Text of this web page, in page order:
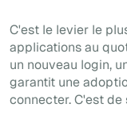
C'est le levier le
applications au
un nouveau login,
garantit une
connecter. C'est